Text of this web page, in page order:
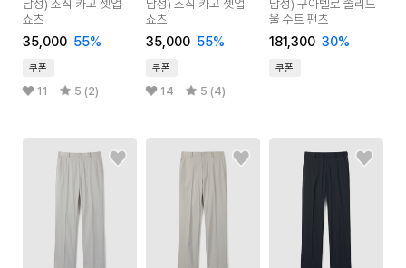
남성) 조직 카고 셋업
쇼츠
35,000 55%
쿠폰
11 5 (2)
남성) 조직 카고 셋업
쇼츠
35,000 55%
쿠폰
14 5 (4)
남성) 구아벨로 솔리드
울 수트 팬츠
181,300 30%
쿠폰